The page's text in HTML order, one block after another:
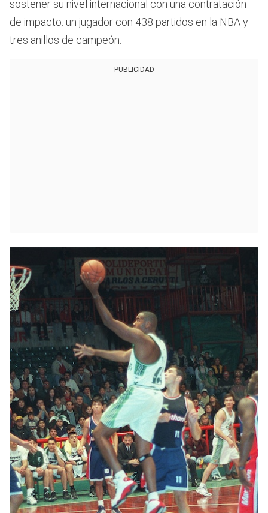
sostener su nivel internacional con una contratación
de impacto: un jugador con 438 partidos en la NBA y
tres anillos de campeón.
PUBLICIDAD